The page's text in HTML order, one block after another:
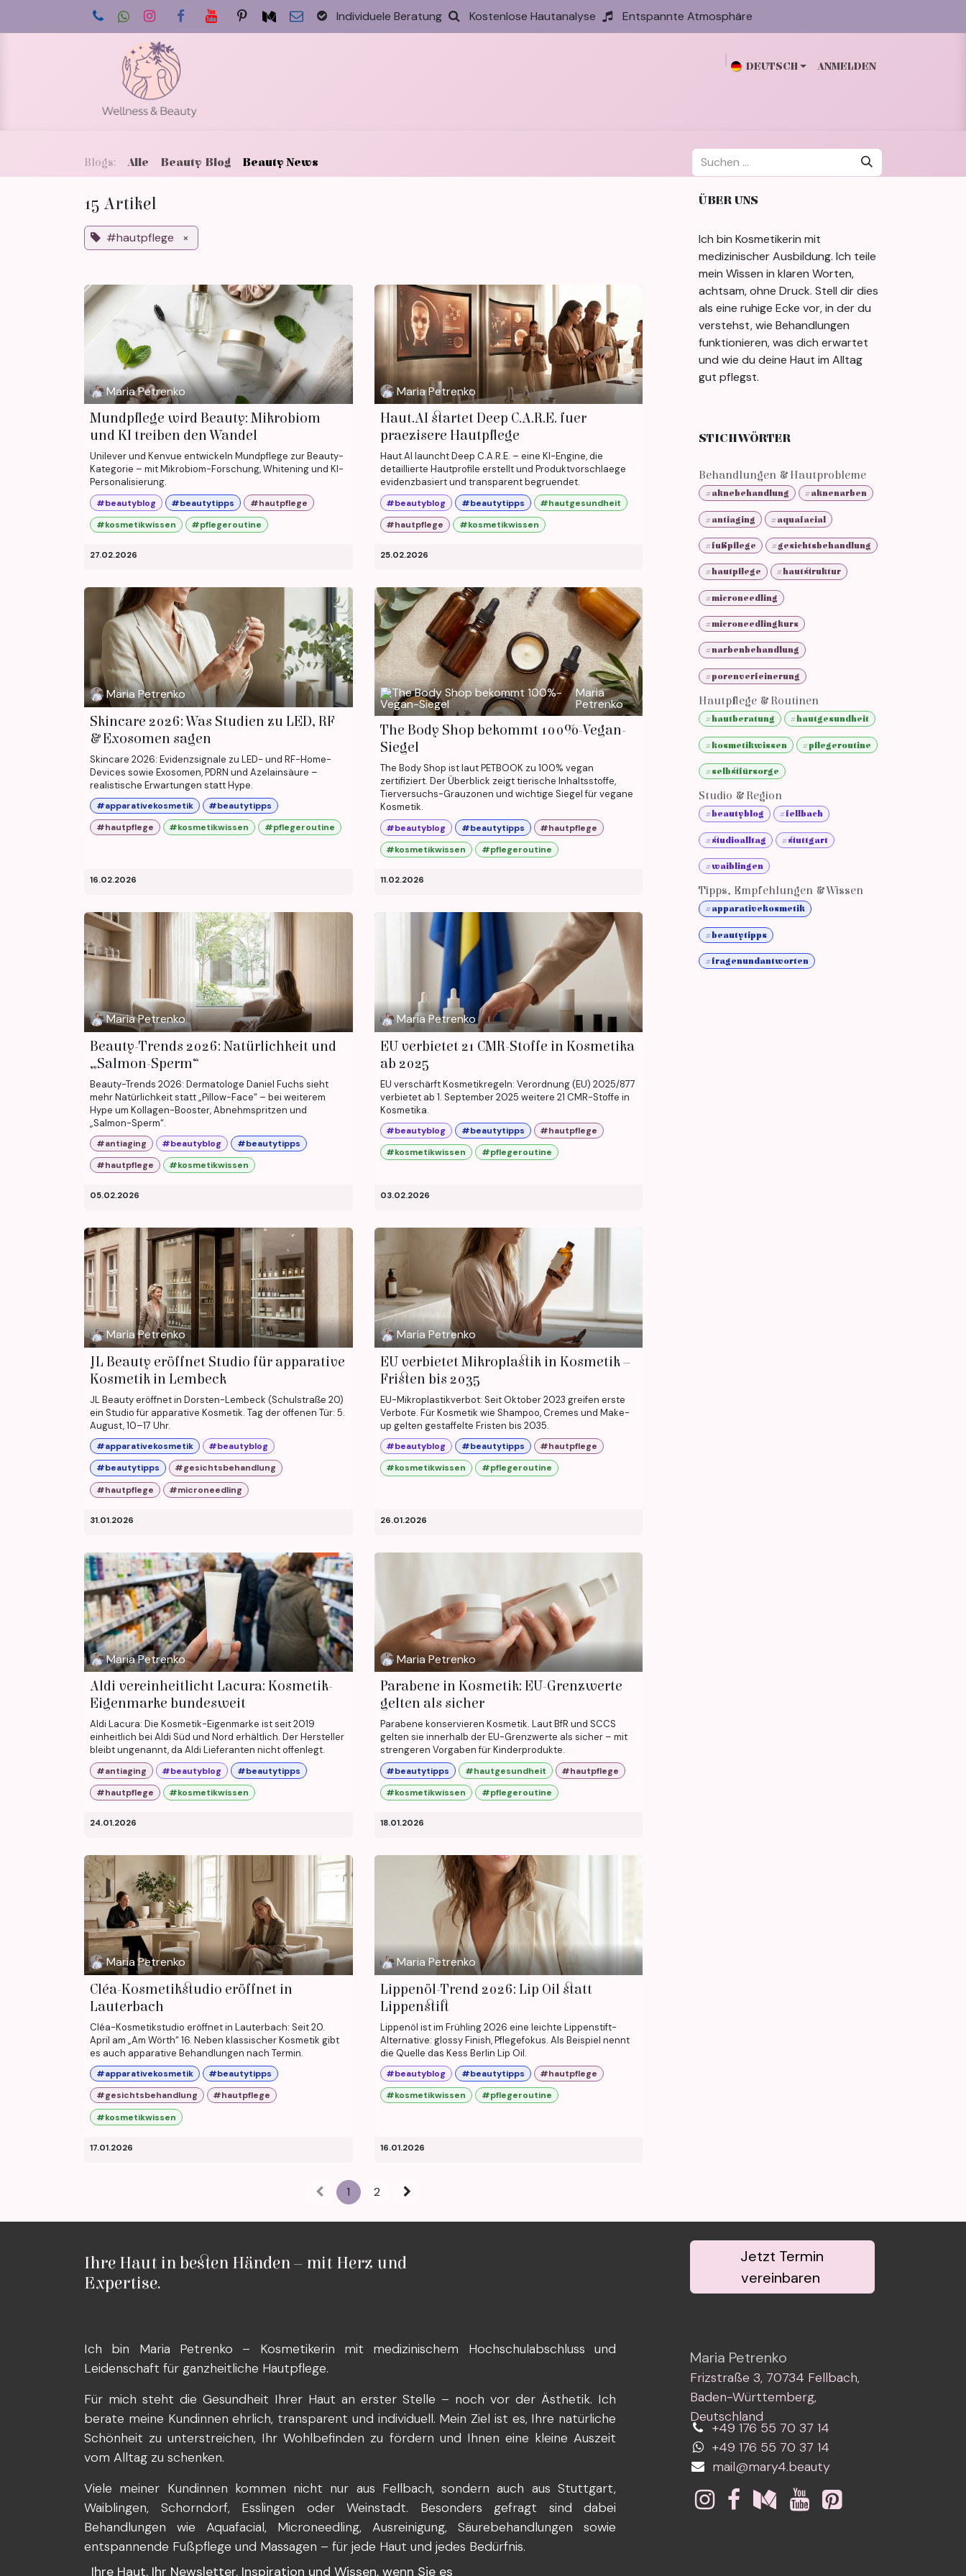
Zum Inhalt springen
Individuele Beratung Kostenlose Hautanalyse Entspannte Atmosphäre
DEUTSCH ANMELDEN
Blogs: Alle Beauty Blog Beauty News
15 Artikel
#hautpflege ×
Maria Petrenko
Mundpflege wird Beauty: Mikrobiom
und KI treiben den Wandel
Unilever und Kenvue entwickeln Mundpflege zur Beauty-
Kategorie – mit Mikrobiom-Forschung, Whitening und KI-
Personalisierung.
#beautyblog #beautytipps
#hautpflege
#kosmetikwissen
#pflegeroutine
27.02.2026
Maria Petrenko
Haut.AI startet Deep C.A.R.E. fuer
praezisere Hautpflege
Haut.AI launcht Deep C.A.R.E. – eine KI-Engine, die
detaillierte Hautprofile erstellt und Produktvorschlaege
evidenzbasiert und transparent begruendet.
#beautyblog #beautytipps
#hautgesundheit
#hautpflege
#kosmetikwissen
25.02.2026
Maria Petrenko
Skincare 2026: Was Studien zu LED, RF
& Exosomen sagen
Skincare 2026: Evidenzsignale zu LED- und RF-Home-
Devices sowie Exosomen, PDRN und Azelainsäure –
realistische Erwartungen statt Hype.
#apparativekosmetik
#beautytipps
#hautpflege
#kosmetikwissen #pflegeroutine
16.02.2026
Maria
Petrenko
The Body Shop bekommt 100%-Vegan-
Siegel
The Body Shop ist laut PETBOOK zu 100% vegan
zertifiziert. Der Überblick zeigt tierische Inhaltsstoffe,
Tierversuchs-Grauzonen und wichtige Siegel für vegane
Kosmetik.
#beautyblog #beautytipps
#hautpflege
#kosmetikwissen
#pflegeroutine
11.02.2026
Maria Petrenko
Beauty-Trends 2026: Natürlichkeit und
„Salmon-Sperm“
Beauty-Trends 2026: Dermatologe Daniel Fuchs sieht
mehr Natürlichkeit statt „Pillow-Face“ – bei weiterem
Hype um Kollagen-Booster, Abnehmspritzen und
„Salmon-Sperm“.
#antiaging #beautyblog
#beautytipps
#hautpflege
#kosmetikwissen
05.02.2026
Maria Petrenko
EU verbietet 21 CMR-Stoffe in Kosmetika
ab 2025
EU verschärft Kosmetikregeln: Verordnung (EU) 2025/877
verbietet ab 1. September 2025 weitere 21 CMR-Stoffe in
Kosmetika.
#beautyblog #beautytipps
#hautpflege
#kosmetikwissen
#pflegeroutine
03.02.2026
Maria Petrenko
JL Beauty eröffnet Studio für apparative
Kosmetik in Lembeck
JL Beauty eröffnet in Dorsten-Lembeck (Schulstraße 20)
ein Studio für apparative Kosmetik. Tag der offenen Tür: 5.
August, 10–17 Uhr.
#apparativekosmetik
#beautyblog
#beautytipps
#gesichtsbehandlung
#hautpflege
#microneedling
31.01.2026
Maria Petrenko
EU verbietet Mikroplastik in Kosmetik –
Fristen bis 2035
EU-Mikroplastikverbot: Seit Oktober 2023 greifen erste
Verbote. Für Kosmetik wie Shampoo, Cremes und Make-
up gelten gestaffelte Fristen bis 2035.
#beautyblog #beautytipps
#hautpflege
#kosmetikwissen
#pflegeroutine
26.01.2026
Maria Petrenko
Aldi vereinheitlicht Lacura: Kosmetik-
Eigenmarke bundesweit
Aldi Lacura: Die Kosmetik-Eigenmarke ist seit 2019
einheitlich bei Aldi Süd und Nord erhältlich. Der Hersteller
bleibt ungenannt, da Aldi Lieferanten nicht offenlegt.
#antiaging #beautyblog
#beautytipps
#hautpflege
#kosmetikwissen
24.01.2026
Maria Petrenko
Parabene in Kosmetik: EU-Grenzwerte
gelten als sicher
Parabene konservieren Kosmetik. Laut BfR und SCCS
gelten sie innerhalb der EU-Grenzwerte als sicher – mit
strengeren Vorgaben für Kinderprodukte.
#beautytipps #hautgesundheit
#hautpflege
#kosmetikwissen
#pflegeroutine
18.01.2026
Maria Petrenko
Cléa-Kosmetikstudio eröffnet in
Lauterbach
Cléa-Kosmetikstudio eröffnet in Lauterbach: Seit 20.
April am „Am Wörth“ 16. Neben klassischer Kosmetik gibt
es auch apparative Behandlungen nach Termin.
#apparativekosmetik
#beautytipps
#gesichtsbehandlung
#hautpflege
#kosmetikwissen
17.01.2026
Maria Petrenko
Lippenöl-Trend 2026: Lip Oil statt
Lippenstift
Lippenöl ist im Frühling 2026 eine leichte Lippenstift-
Alternative: glossy Finish, Pflegefokus. Als Beispiel nennt
die Quelle das Kess Berlin Lip Oil.
#beautyblog #beautytipps
#hautpflege
#kosmetikwissen
#pflegeroutine
16.01.2026
1 2
ÜBER UNS
Ich bin Kosmetikerin mit
medizinischer Ausbildung. Ich teile
mein Wissen in klaren Worten,
achtsam, ohne Druck. Stell dir dies
als eine ruhige Ecke vor, in der du
verstehst, wie Behandlungen
funktionieren, was dich erwartet
und wie du deine Haut im Alltag
gut pflegst.
STICHWÖRTER
Behandlungen & Hautprobleme
#aknebehandlung #aknenarben
#antiaging #aquafacial
#fußpflege #gesichtsbehandlung
#hautpflege #hautstruktur
#microneedling
#microneedlingkurs
#narbenbehandlung
#porenverfeinerung
Hautpflege & Routinen
#hautberatung #hautgesundheit
#kosmetikwissen #pflegeroutine
#selbstfürsorge
Studio & Region
#beautyblog #fellbach
#studioalltag #stuttgart
#waiblingen
Tipps, Empfehlungen & Wissen
#apparativekosmetik
#beautytipps
#fragenundantworten
Ihre Haut in besten Händen – mit Herz und
Expertise.
Jetzt Termin
vereinbaren
Ich bin Maria Petrenko – Kosmetikerin mit medizinischem Hochschulabschluss und
Leidenschaft für ganzheitliche Hautpflege.
Für mich steht die Gesundheit Ihrer Haut an erster Stelle – noch vor der Ästhetik. Ich
berate meine Kundinnen ehrlich, transparent und individuell. Mein Ziel ist es, Ihre natürliche
Schönheit zu unterstreichen, Ihr Wohlbefinden zu fördern und Ihnen eine kleine Auszeit
vom Alltag zu schenken.
Viele meiner Kundinnen kommen nicht nur aus Fellbach, sondern auch aus Stuttgart,
Waiblingen, Schorndorf, Esslingen oder Weinstadt. Besonders gefragt sind dabei
Behandlungen wie Aquafacial, Microneedling, Ausreinigung, Säurebehandlungen sowie
entspannende Fußpflege und Massagen – für jede Haut und jedes Bedürfnis.
Maria Petrenko
Frizstraße 3, 70734 Fellbach,
Baden-Württemberg,
Deutschland
Ihre Haut. Ihr Newsletter. Inspiration und Wissen, wenn Sie es
+49 176 55 70 37 14
+49 176 55 70 37 14
mail@mary4.beauty